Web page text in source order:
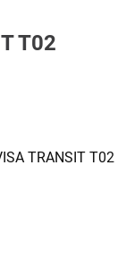
T02
TRANSIT T02